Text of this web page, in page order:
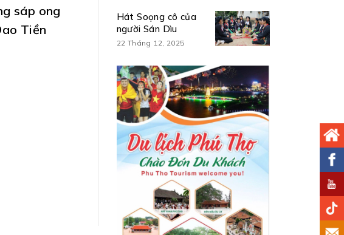
sáp ong
Tiền
Hát Soọng cô của
người Sán Dìu
22 Tháng 12, 2025